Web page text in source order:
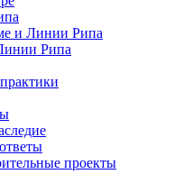
и Линии Рипа
Рипа
проекты